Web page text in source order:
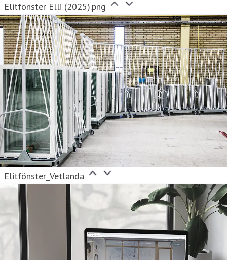
Elitfönster Elli (2025).png
Elitfönster_Vetlanda